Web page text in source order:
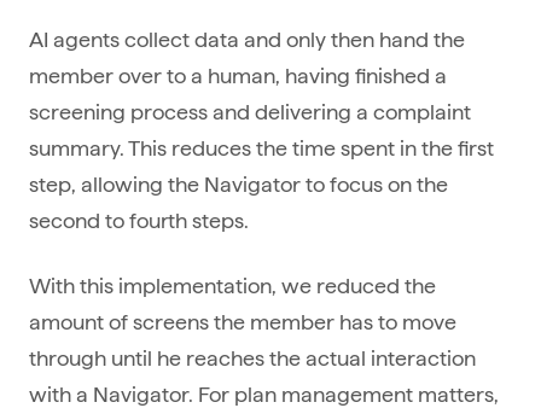
AI agents collect data and only then hand the
member over to a human, having finished a
screening process and delivering a complaint
summary. This reduces the time spent in the first
step, allowing the Navigator to focus on the
second to fourth steps.
With this implementation, we reduced the
amount of screens the member has to move
through until he reaches the actual interaction
with a Navigator. For plan management matters,